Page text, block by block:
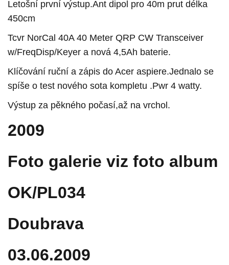
Letošní první výstup.Ant dipol pro 40m prut délka
450cm
Tcvr NorCal 40A 40 Meter QRP CW Transceiver
w/FreqDisp/Keyer a nová 4,5Ah baterie.
Klíčování ruční a zápis do Acer aspiere.Jednalo se
spíše o test nového sota kompletu .Pwr 4 watty.
Výstup za pěkného počasí,až na vrchol.
2009
Foto galerie viz foto album
OK/PL034
Doubrava
03.06.2009